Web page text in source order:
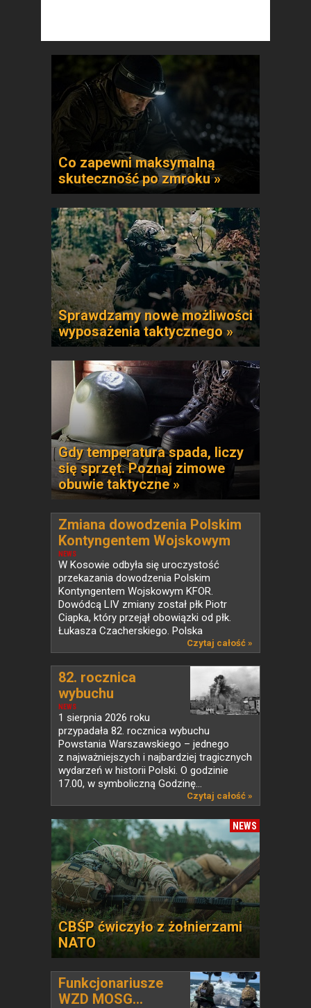
Co zapewni maksymalną
skuteczność po zmroku »
Sprawdzamy nowe możliwości
wyposażenia taktycznego »
Gdy temperatura spada, liczy
się sprzęt. Poznaj zimowe
obuwie taktyczne »
NEWS
Zmiana dowodzenia Polskim
Kontyngentem Wojskowym
KFOR w Kosowie
W Kosowie odbyła się uroczystość
przekazania dowodzenia Polskim
Kontyngentem Wojskowym KFOR.
Dowódcą LIV zmiany został płk Piotr
Ciapka, który przejął obowiązki od płk.
Łukasza Czacherskiego. Polska
Czytaj całość »
NEWS
82. rocznica
wybuchu
Powstania...
1 sierpnia 2026 roku
przypadała 82. rocznica wybuchu
Powstania Warszawskiego – jednego
z najważniejszych i najbardziej tragicznych
wydarzeń w historii Polski. O godzinie
17.00, w symboliczną Godzinę...
Czytaj całość »
NEWS
CBŚP ćwiczyło z żołnierzami
NATO
Funkcjonariusze
WZD MOSG...